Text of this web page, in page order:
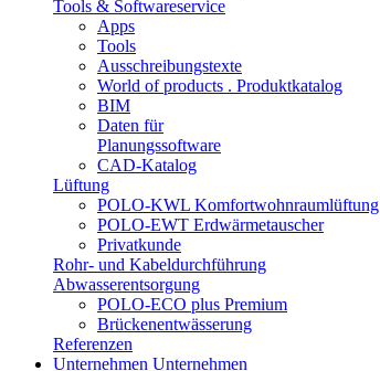
Tools & Softwareservice
Apps
Tools
Ausschreibungstexte
World of products . Produktkatalog
BIM
Daten für
Planungssoftware
CAD-Katalog
Lüftung
POLO-KWL Komfortwohnraumlüftung
POLO-EWT Erdwärmetauscher
Privatkunde
Rohr- und Kabeldurchführung
Abwasserentsorgung
POLO-ECO plus Premium
Brückenentwässerung
Referenzen
Unternehmen Unternehmen